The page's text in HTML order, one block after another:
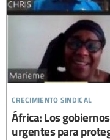
crecimiento sindical
África: Los
urgentes para